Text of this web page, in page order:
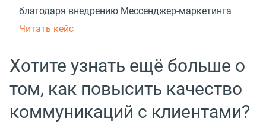
благодаря внедрению Мессенджер-маркетинга
Читать кейс
Хотите узнать ещё больше о
том, как повысить качество
коммуникаций с клиентами?